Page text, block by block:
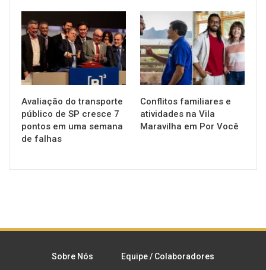
NOTÍCIAS
Avaliação do transporte
público de SP cresce 7
pontos em uma semana
de falhas
NOTÍCIAS
Conflitos familiares e
atividades na Vila
Maravilha em Por Você
Sobre Nós Equipe / Colaboradores